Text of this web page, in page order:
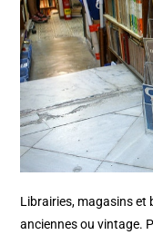
Librairies, magasins et
anciennes ou vintage.